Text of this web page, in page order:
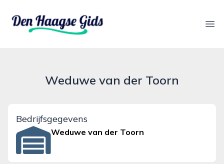
denhaagsegids.nl
Weduwe van der Toorn
Bedrijfsgegevens
Weduwe van der Toorn